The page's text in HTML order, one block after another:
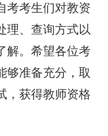
考考生们对教资
理、查询方式以
解。希望各位考
够准备充分，取
，获得教师资格